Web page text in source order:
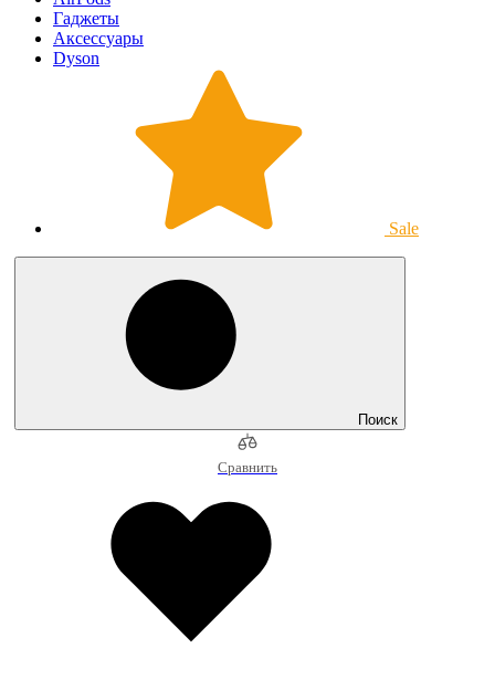
Гаджеты
Аксессуары
Dyson
Sale
Поиск
Сравнить